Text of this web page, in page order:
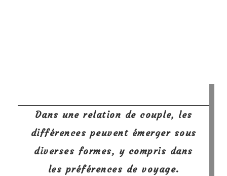
Dans une relation de couple, les
différences peuvent émerger sous
diverses formes, y compris dans
les préférences de voyage.